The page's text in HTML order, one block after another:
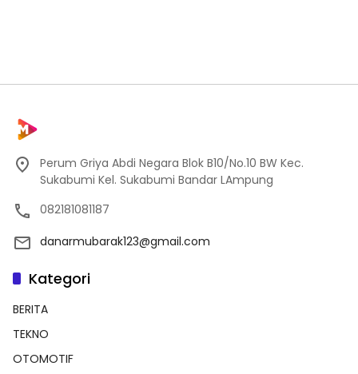
Perum Griya Abdi Negara Blok B10/No.10 BW Kec.
Sukabumi Kel. Sukabumi Bandar LAmpung
082181081187
danarmubarak123@gmail.com
Kategori
BERITA
TEKNO
OTOMOTIF